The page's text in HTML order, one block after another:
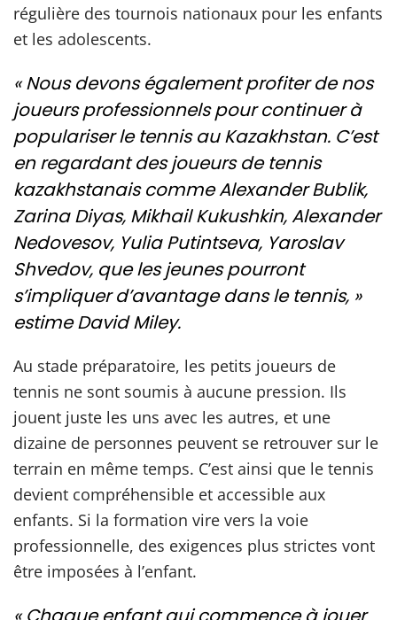
régulière des tournois nationaux pour les enfants
et les adolescents.
« Nous devons également profiter de nos
joueurs professionnels pour continuer à
populariser le tennis au Kazakhstan. C’est
en regardant des joueurs de tennis
kazakhstanais comme Alexander Bublik,
Zarina Diyas, Mikhail Kukushkin, Alexander
Nedovesov, Yulia Putintseva, Yaroslav
Shvedov, que les jeunes pourront
s’impliquer d’avantage dans le tennis, »
estime David Miley.
Au stade préparatoire, les petits joueurs de
tennis ne sont soumis à aucune pression. Ils
jouent juste les uns avec les autres, et une
dizaine de personnes peuvent se retrouver sur le
terrain en même temps. C’est ainsi que le tennis
devient compréhensible et accessible aux
enfants. Si la formation vire vers la voie
professionnelle, des exigences plus strictes vont
être imposées à l’enfant.